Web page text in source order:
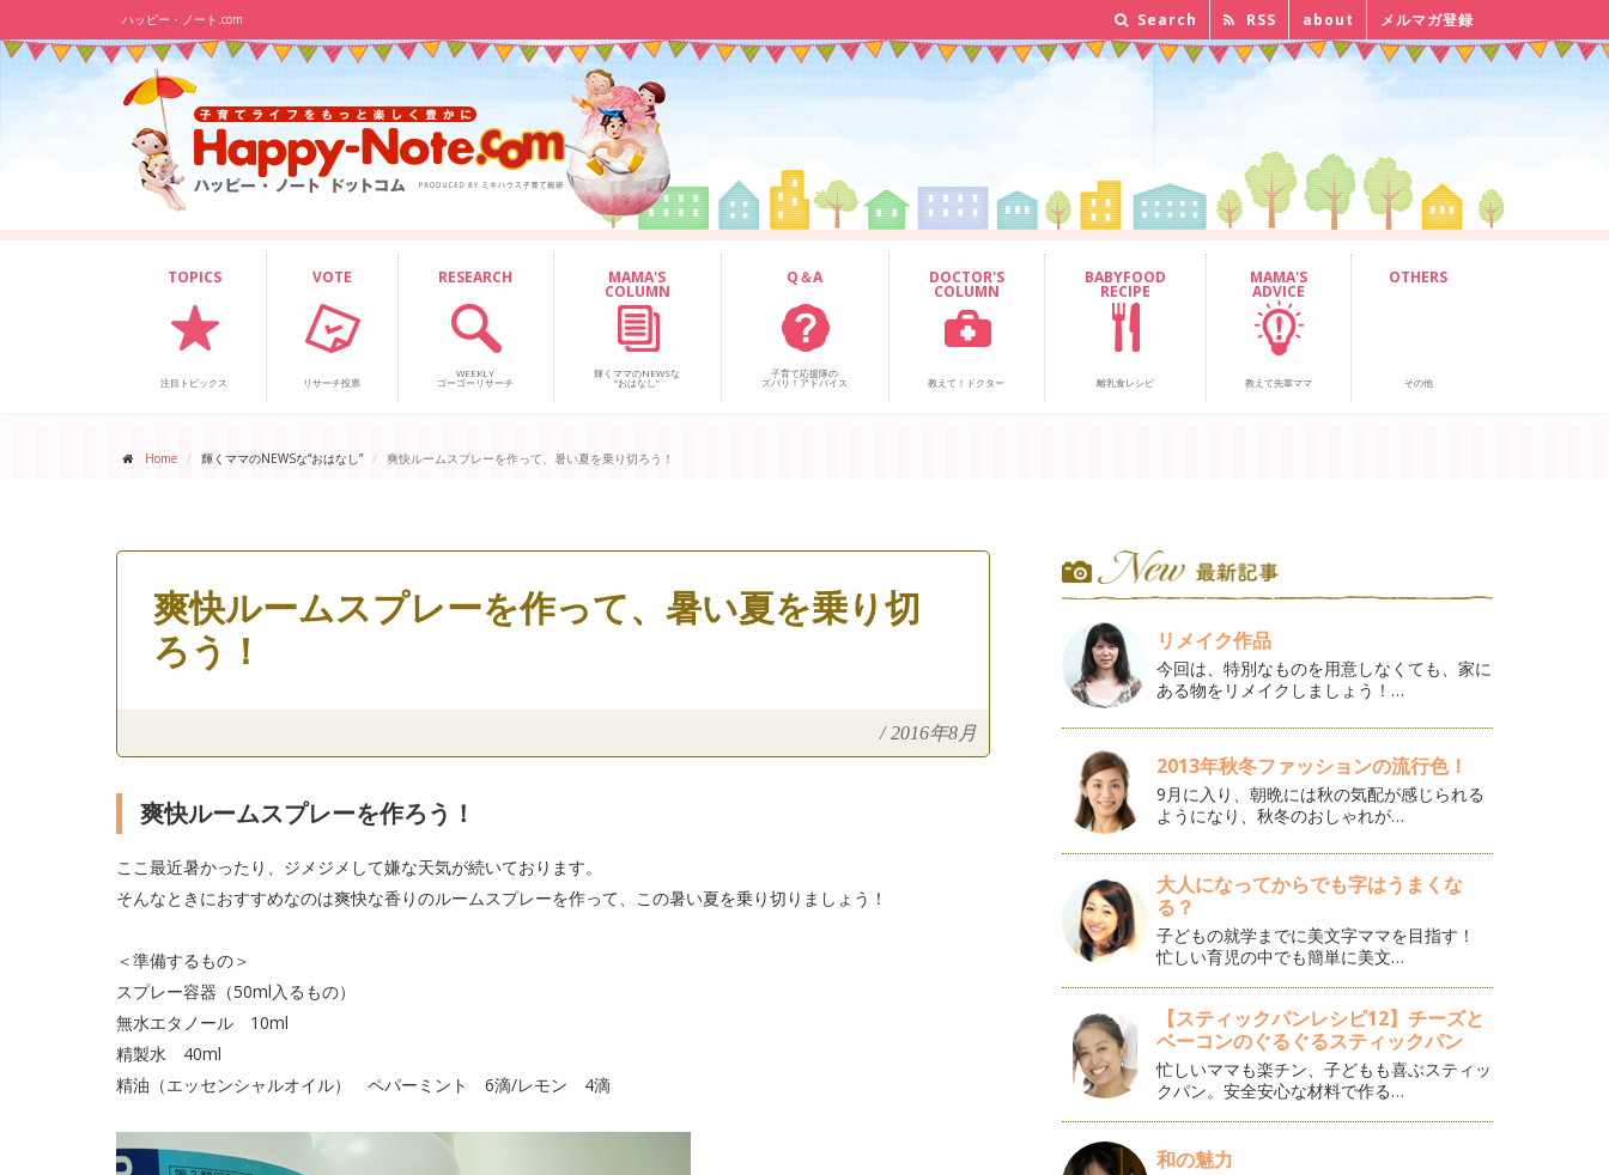
ハッピー・ノート.com Search RSS about メルマガ登録
TOPICS
注目トピックス
VOTE
リサーチ投票
RESEARCH
WEEKLY
ゴーゴーリサーチ
MAMA'S
COLUMN
輝くママのNEWSな
“おはなし”
Q＆A
子育て応援隊の
ズバリ！アドバイス
DOCTOR'S
COLUMN
教えて！ドクター
BABYFOOD
RECIPE
離乳食レシピ
MAMA'S
ADVICE
教えて先輩ママ
OTHERS
その他
Home 輝くママのNEWSな“おはなし” 爽快ルームスプレーを作って、暑い夏を乗り切ろう！
爽快ルームスプレーを作って、暑い夏を乗り切
ろう！
/ 2016年8月
爽快ルームスプレーを作ろう！
ここ最近暑かったり、ジメジメして嫌な天気が続いております。
そんなときにおすすめなのは爽快な香りのルームスプレーを作って、この暑い夏を乗り切りましょう！
＜準備するもの＞
スプレー容器（50ml入るもの）
無水エタノール 10ml
精製水 40ml
精油（エッセンシャルオイル） ペパーミント 6滴/レモン 4滴
リメイク作品
今回は、特別なものを用意しなくても、家に
ある物をリメイクしましょう！…
2013年秋冬ファッションの流行色！
9月に入り、朝晩には秋の気配が感じられる
ようになり、秋冬のおしゃれが…
大人になってからでも字はうまくな
る？
子どもの就学までに美文字ママを目指す！
忙しい育児の中でも簡単に美文…
【スティックパンレシピ12】チーズと
ベーコンのぐるぐるスティックパン
忙しいママも楽チン、子どもも喜ぶスティッ
クパン。安全安心な材料で作る…
和の魅力